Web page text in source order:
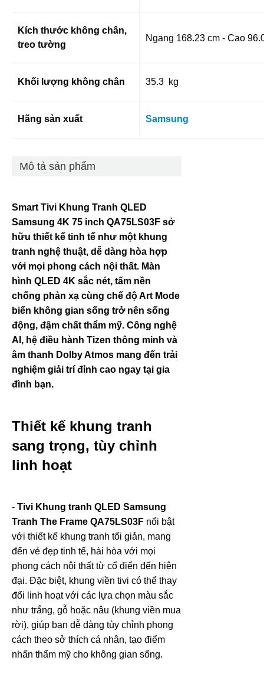
Kích thước không chân,
treo tường
Ngang 168.23 cm - Cao
Khối lượng không chân 35.3 kg
Hãng sản xuất Samsung
Mô tả sản phẩm
Smart Tivi Khung Tranh QLED
Samsung 4K 75 inch QA75LS03F sở
hữu thiết kế tinh tế như một khung
tranh nghệ thuật, dễ dàng hòa hợp
với mọi phong cách nội thất. Màn
hình QLED 4K sắc nét, tấm nền
chống phản xạ cùng chế độ Art Mode
biến không gian sống trở nên sống
động, đậm chất thẩm mỹ. Công nghệ
AI, hệ điều hành Tizen thông minh và
âm thanh Dolby Atmos mang đến trải
nghiệm giải trí đỉnh cao ngay tại gia
đình bạn.
Thiết kế khung tranh
sang trọng, tùy chỉnh
linh hoạt
- Tivi Khung tranh QLED Samsung
Tranh The Frame QA75LS03F nổi bật
với thiết kế khung tranh tối giản, mang
đến vẻ đẹp tinh tế, hài hòa với mọi
phong cách nội thất từ cổ điển đến hiện
đại. Đặc biệt, khung viền tivi có thể thay
đổi linh hoạt với các lựa chọn màu sắc
như trắng, gỗ hoặc nâu (khung viền mua
rời), giúp bạn dễ dàng tùy chỉnh phong
cách theo sở thích cá nhân, tạo điểm
nhấn thẩm mỹ cho không gian sống.